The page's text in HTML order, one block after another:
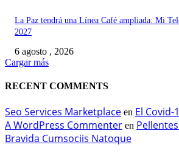
La Paz tendrá una Línea Café ampliada: Mi
2027
6 agosto , 2026
Cargar más
RECENT COMMENTS
Seo Services Marketplace en El
A WordPress Commenter en
Bravida Cumsociis Natoque